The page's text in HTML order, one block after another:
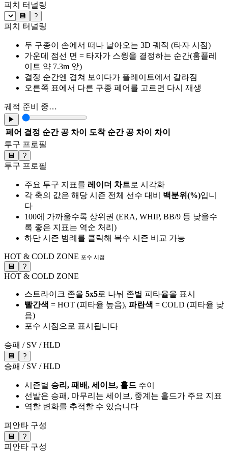
피치 터널링
💾 ?
피치 터널링
두 구종이 손에서 떠나 날아오는 3D 궤적 (타자 시점)
가운데 점선 면 = 타자가 스윙을 결정하는 순간(홈플레
이트 약 7.3m 앞)
결정 순간엔 겹쳐 보이다가 플레이트에서 갈라짐
오른쪽 표에서 다른 구종 페어를 고르면 다시 재생
궤적 준비 중…
▶
페어 결정 순간 공 차이 도착 순간 공 차이
차이
투구 프로필
💾 ?
투구 프로필
주요 투구 지표를 레이더 차트로 시각화
각 축의 값은 해당 시즌 전체 선수 대비 백분위(%)입니
다
100에 가까울수록 상위권 (ERA, WHIP, BB/9 등 낮을수
록 좋은 지표는 역순 처리)
하단 시즌 범례를 클릭해 복수 시즌 비교 가능
HOT & COLD ZONE 포수 시점
💾 ?
HOT & COLD ZONE
스트라이크 존을 5x5로 나눠 존별 피타율을 표시
빨간색 = HOT (피타율 높음), 파란색 = COLD (피타율 낮
음)
포수 시점으로 표시됩니다
승패 / SV / HLD
💾 ?
승패 / SV / HLD
시즌별 승리, 패배, 세이브, 홀드 추이
선발은 승패, 마무리는 세이브, 중계는 홀드가 주요 지표
역할 변화를 추적할 수 있습니다
피안타 구성
💾 ?
피안타 구성